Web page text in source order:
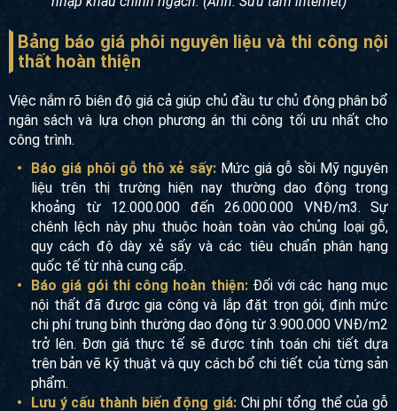
Bảng báo giá phôi nguyên liệu và thi công nội
thất hoàn thiện
Việc nắm rõ biên độ giá cả giúp chủ đầu tư chủ động phân bổ
ngân sách và lựa chọn phương án thi công tối ưu nhất cho
công trình.
Báo giá phôi gỗ thô xẻ sấy:Mức giá gỗ sồi Mỹ nguyên
liệu trên thị trường hiện nay thường dao động trong
khoảng từ 12.000.000 đến 26.000.000 VNĐ/m3. Sự
chênh lệch này phụ thuộc hoàn toàn vào chủng loại gỗ,
quy cách độ dày xẻ sấy và các tiêu chuẩn phân hạng
quốc tế từ nhà cung cấp.
Báo giá gói thi công hoàn thiện:Đối với các hạng mục
nội thất đã được gia công và lắp đặt trọn gói, định mức
chi phí trung bình thường dao động từ 3.900.000 VNĐ/m2
trở lên. Đơn giá thực tế sẽ được tính toán chi tiết dựa
trên bản vẽ kỹ thuật và quy cách bổ chi tiết của từng sản
phẩm.
Lưu ý cấu thành biến động giá: Chi phí tổng thể của gỗ